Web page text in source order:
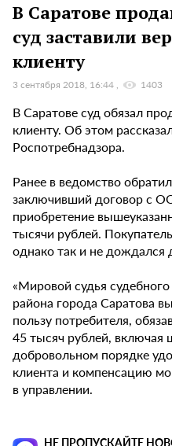
В Саратове
суд заставили
клиенту
3 сентября 2018, 16:44 1403
В Саратове суд обязал
клиенту. Об этом
Роспотребнадзора.
Ранее в ведомство
заключивший договор с
приобретение
тысячи рублей.
однако так и не дождался
«Мировой судья
района города Саратова
пользу потребителя,
45 тысяч рублей, включая
добровольном порядке
клиента и компенсацию
в управлении.
НЕ ПРОПУСКАЙТЕ